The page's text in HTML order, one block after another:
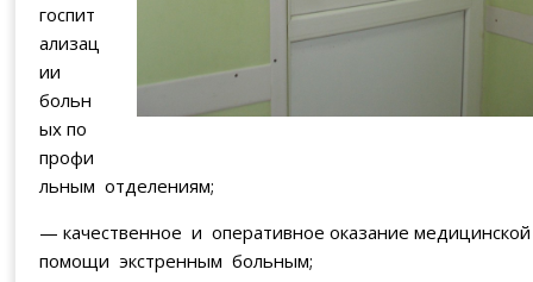
госпит
ализац
ии
больн
ых по
профи
льным отделениям;
— качественное и оперативное оказание
помощи экстренным больным;